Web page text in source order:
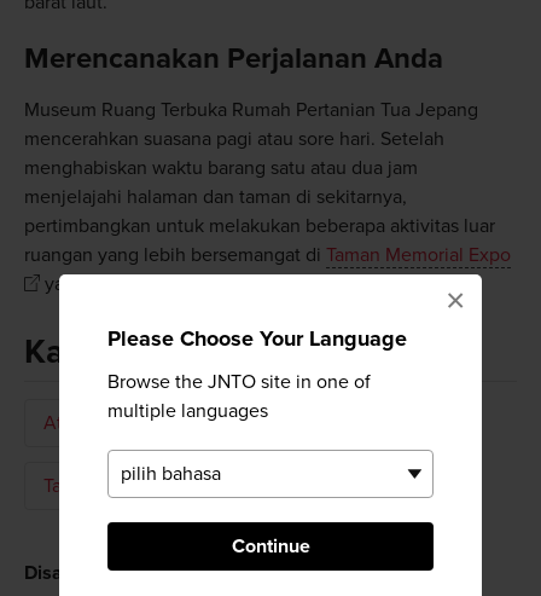
Please Choose Your Language
Browse the JNTO site in one of
multiple languages
Continue
×
Merencanakan Perjalanan Anda
Museum Ruang Terbuka Rumah Pertanian Tua Jepang
mencerahkan suasana pagi atau sore hari. Setelah
menghabiskan waktu barang satu atau dua jam
menjelajahi halaman dan taman di sekitarnya,
pertimbangkan untuk melakukan beberapa aktivitas luar
ruangan yang lebih bersemangat di Taman Memorial Expo
yang berada tidak jauh.
Kata kunci
Atraksi Sejarah
Taman Arsitektur Ruang Terbuka
Disarankan untuk Anda